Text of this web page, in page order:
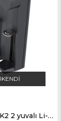
Efest SLIM K2 2 yuvalı Li-ion pil şarj cihazı